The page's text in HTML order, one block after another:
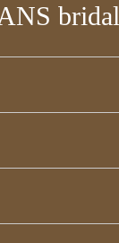
bridal